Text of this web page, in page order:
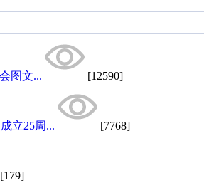
图文... [12590]
立25周... [7768]
[179]